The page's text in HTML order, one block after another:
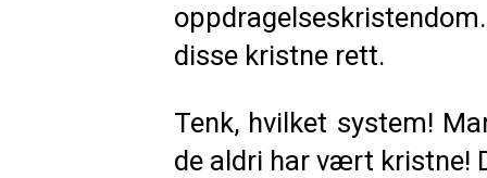
disse kristne rett.
Tenk, hvilket system!
de aldri har vært kristne!